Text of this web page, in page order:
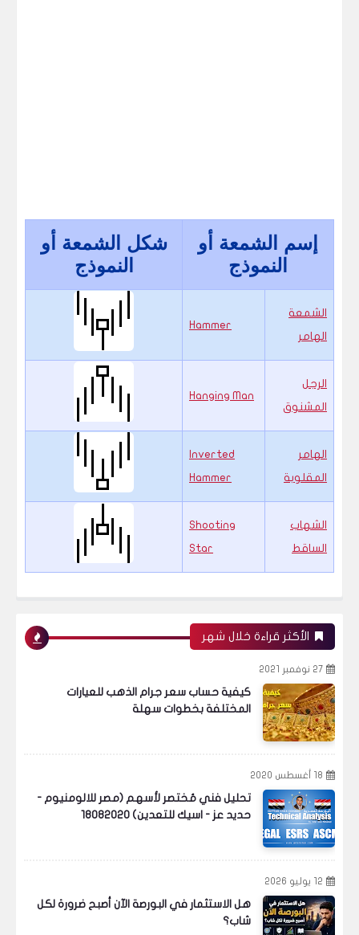
إسم الشمعة أو
النموذج
شكل الشمعة أو
النموذج
الشمعة
الهامر
Hammer
الرجل
المشنوق
Hanging Man
الهامر
المقلوبة
Inverted
Hammer
الشهاب
الساقط
Shooting
Star
الأكثر قراءة خلال شهر
27 نوفمبر 2021
كيفية حساب سعر جرام الذهب للعيارات
المختلفة بخطوات سهلة
18 أغسطس 2020
تحليل فني مُختصر لأسهم (مصر للالومنيوم -
حديد عز - اسيك للتعدين) 18082020
12 يوليو 2026
هل الاستثمار في البورصة الآن أصبح ضرورة لكل
شاب؟
البورصة